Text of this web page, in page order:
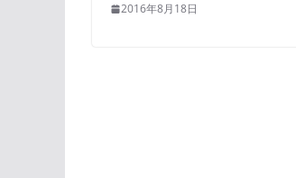
2016年8月18日